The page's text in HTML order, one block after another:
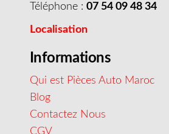
Téléphone : 07 54 09 48 34
Localisation
Informations
Qui est Pièces Auto Maroc
Blog
Contactez Nous
CGV